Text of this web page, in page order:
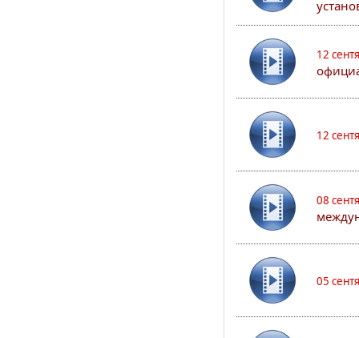
12
12
08
05